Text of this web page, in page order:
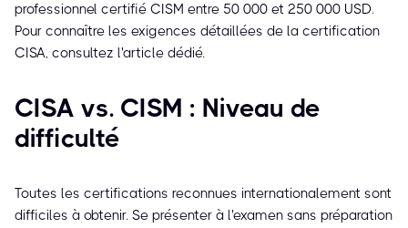
professionnel certifié CISM entre 50 000 et 250 000 USD.
Pour connaître les exigences détaillées de la certification
CISA, consultez l'article dédié.
CISA vs. CISM : Niveau de
difficulté
Toutes les certifications reconnues internationalement sont
difficiles à obtenir. Se présenter à l'examen sans préparation